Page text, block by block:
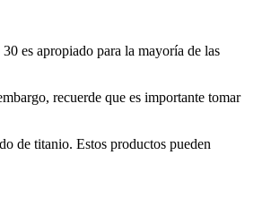
es apropiado para la mayoría de las
recuerde que es importante tomar
de titanio. Estos productos pueden